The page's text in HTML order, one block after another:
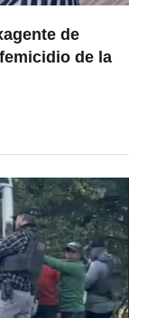
de
de la